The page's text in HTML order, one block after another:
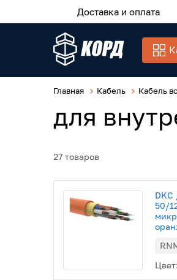
Доставка и оплата
Главная Кабель Кабель
для
27 товаров
DKC
50/
Цвет: